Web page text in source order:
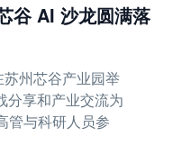
谷 AI 沙龙圆满落
州芯谷产业园举
分享和产业交流为
管与科研人员参